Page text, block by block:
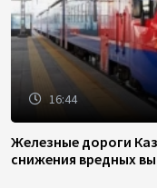
16:44
Железные дороги
снижения вредных